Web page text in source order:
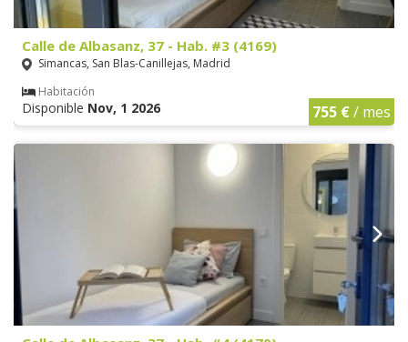
Calle de Albasanz, 37 - Hab. #3 (4169)
Simancas, San Blas-Canillejas, Madrid
Habitación
Disponible Nov, 1 2026 755 €/ mes